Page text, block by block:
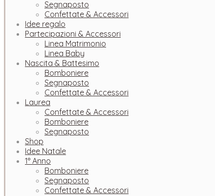
Segnaposto
Confettate & Accessori
Idee regalo
Partecipazioni & Accessori
Linea Matrimonio
Linea Baby
Nascita & Battesimo
Bomboniere
Segnaposto
Confettate & Accessori
Laurea
Confettate & Accessori
Bomboniere
Segnaposto
Shop
Idee Natale
1° Anno
Bomboniere
Segnaposto
Confettate & Accessori